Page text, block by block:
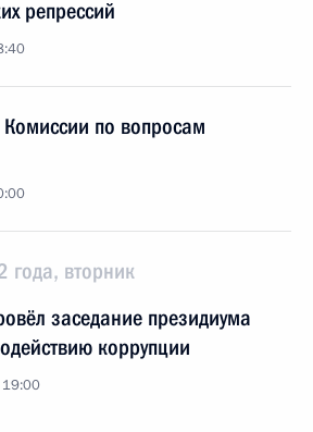
репрессий
Комиссии по вопросам
года, вторник
заседание президиума
коррупции
19:00